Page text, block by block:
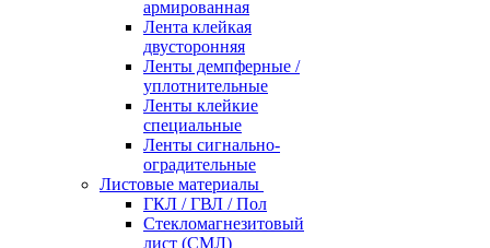
армированная
Лента клейкая
двусторонняя
Ленты демпферные /
уплотнительные
Ленты клейкие
специальные
Ленты сигнально-
оградительные
Листовые материалы
ГКЛ / ГВЛ / Пол
Стекломагнезитовый
лист (СМЛ)